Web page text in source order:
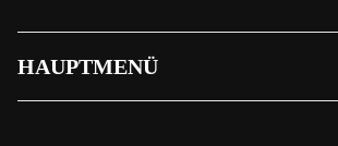
HAUPTMENÜ